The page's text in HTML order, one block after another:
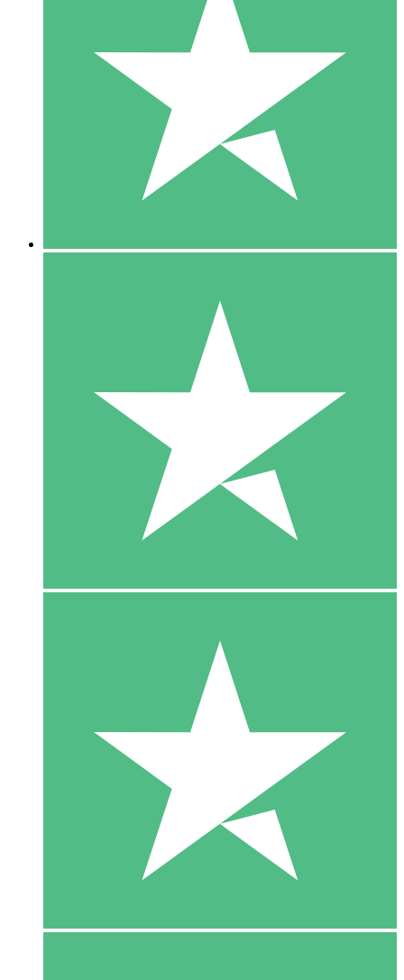
Individuelle Credit-Pakete
Zahlen Sie nach Bedarf mit Download-Credits. Keine
monatliche Verpflichtung erforderlich.
10 00
10 Downloads
20 00